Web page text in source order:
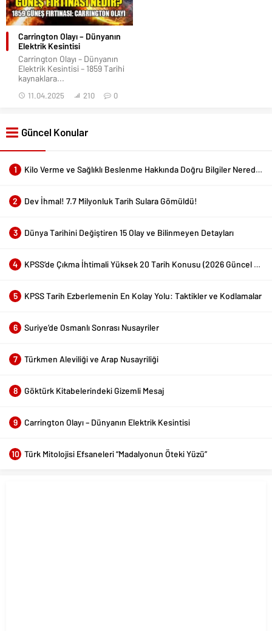
Carrington Olayı – Dünyanın
Elektrik Kesintisi
Carrington Olayı – Dünyanın
Elektrik Kesintisi – 1859 Tarihi
kaynaklara...
11.04.2025 210 0
Güncel Konular
1 Kilo Verme ve Sağlıklı Beslenme Hakkında Doğru Bilgiler Nerede Bulunur?
2 Dev İhmal! 7.7 Milyonluk Tarih Sulara Gömüldü!
3 Dünya Tarihini Değiştiren 15 Olay ve Bilinmeyen Detayları
4 KPSS’de Çıkma İhtimali Yüksek 20 Tarih Konusu (2026 Güncel Liste)
5 KPSS Tarih Ezberlemenin En Kolay Yolu: Taktikler ve Kodlamalar
6 Suriye’de Osmanlı Sonrası Nusayriler
7 Türkmen Aleviliği ve Arap Nusayriliği
8 Göktürk Kitabelerindeki Gizemli Mesaj
9 Carrington Olayı – Dünyanın Elektrik Kesintisi
10 Türk Mitolojisi Efsaneleri “Madalyonun Öteki Yüzü”